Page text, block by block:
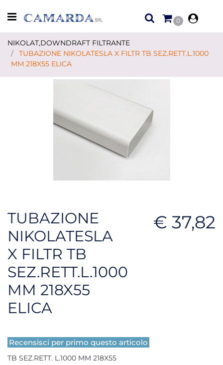
Open menu
0
NIKOLAT,DOWNDRAFT FILTRANTE
TUBAZIONE NIKOLATESLA X FILTR TB SEZ.RETT.L.1000
MM 218X55 ELICA
TUBAZIONE
NIKOLATESLA
X FILTR TB
SEZ.RETT.L.1000
MM 218X55
ELICA
€ 37,82
Recensisci per primo questo articolo
TB SEZ.RETT. L.1000 MM 218X55